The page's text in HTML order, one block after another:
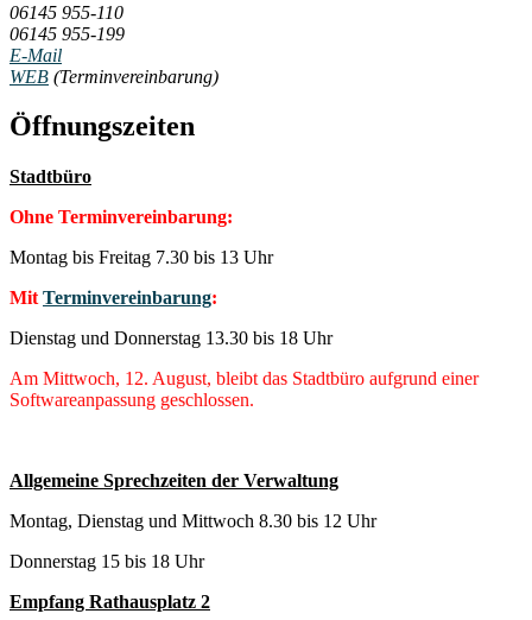
06145 955-110
06145 955-199
E-Mail
WEB (Terminvereinbarung)
Öffnungszeiten
Stadtbüro
Ohne Terminvereinbarung:
Montag bis Freitag 7.30 bis 13 Uhr
Mit Terminvereinbarung:
Dienstag und Donnerstag 13.30 bis 18 Uhr
Am Mittwoch, 12. August, bleibt das Stadtbüro aufgrund einer
Softwareanpassung geschlossen.
Allgemeine Sprechzeiten der Verwaltung
Montag, Dienstag und Mittwoch 8.30 bis 12 Uhr
Donnerstag 15 bis 18 Uhr
Empfang Rathausplatz 2